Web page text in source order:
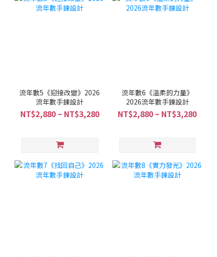
流年數5《迎接改變》2026
流年數手鍊設計
NT$2,880 ~ NT$3,280
流年數6《溫柔的力量》
2026流年數手鍊設計
NT$2,880 ~ NT$3,280